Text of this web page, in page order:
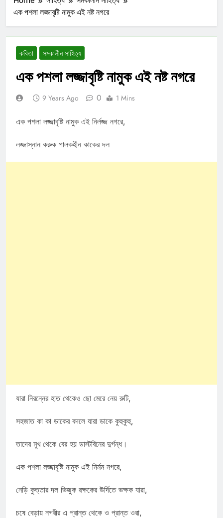
এক পশলা লজ্জাবৃষ্টি নামুক এই নষ্ট নগরে
কবিতা সমকালীন সাহিত্য
এক পশলা লজ্জাবৃষ্টি নামুক এই নষ্ট নগরে
9 Years Ago 0 1 Mins
এক পশলা লজ্জাবৃষ্টি নামুক এই নির্লজ্জ নগরে,
লজ্জাস্নান করুক পালকহীন কাকের দল
যারা নিরন্নের হাত থেকেও ছো মেরে নেয় রুটি,
সহজাত কা কা ডাকের বদলে যারা ডাকে কুহুকুহু,
তাদের মুখ থেকে বের হয় ডাস্টবিনের দুর্গন্ধ।
এক পশলা লজ্জাবৃষ্টি নামুক এই নির্মম নগরে,
নেড়ি কুত্তার দল ভিজুক রক্ষকের উর্দিতে ভক্ষক যারা,
চষে বেড়ায় নগরীর এ প্রান্ত থেকে ও প্রান্ত ওরা,